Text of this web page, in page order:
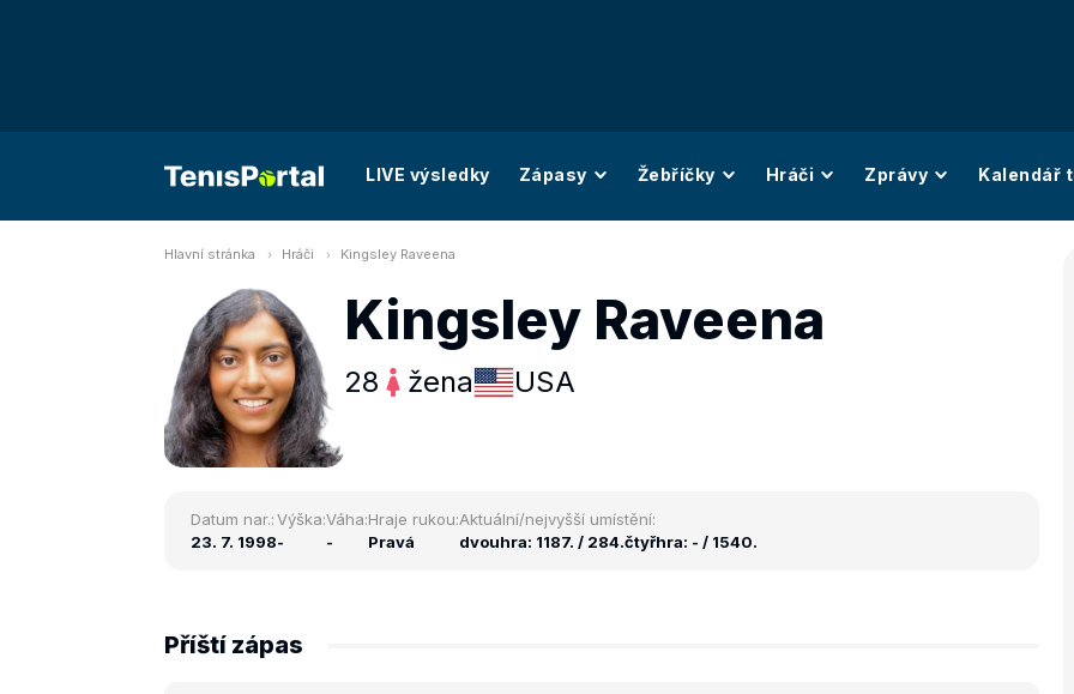
LIVE výsledky Zápasy Žebříčky Hráči Zprávy Kalendář
Hlavní stránka Hráči Kingsley Raveena
Kingsley Raveena
28 žena USA
Datum nar.:
23. 7. 1998
Výška:
-
Váha:
-
Hraje rukou:
Pravá
Aktuální/nejvyšší umístění:
dvouhra: 1187. / 284.čtyřhra: - / 1540.
Příští zápas